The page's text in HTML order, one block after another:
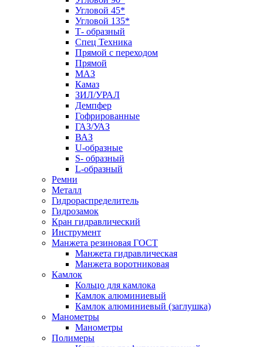
Угловой 45*
Угловой 135*
Т- образный
Спец Техника
Прямой с переходом
Прямой
МАЗ
Камаз
ЗИЛ/УРАЛ
Демпфер
Гофрированные
ГАЗ/УАЗ
ВАЗ
U-образные
S- образный
L-образный
Ремни
Металл
Гидрораспределитель
Гидрозамок
Кран гидравлический
Инструмент
Манжета резиновая ГОСТ
Манжета гидравлическая
Манжета воротниковая
Камлок
Кольцо для камлока
Камлок алюминиевый
Камлок алюминиевый (заглушка)
Манометры
Манометры
Полимеры